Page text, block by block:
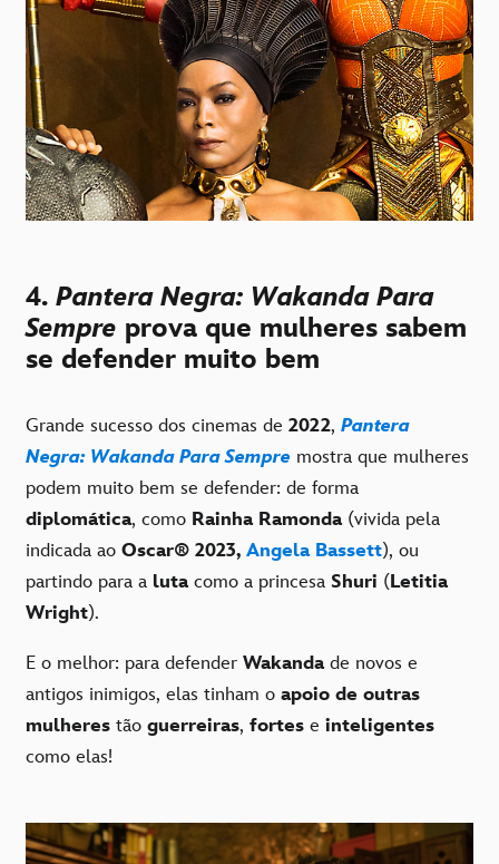
4. Pantera Negra: Wakanda Para
Sempre prova que mulheres sabem
se defender muito bem
Grande sucesso dos cinemas de 2022, Pantera
Negra: Wakanda Para Sempre mostra que mulheres
podem muito bem se defender: de forma
diplomática, como Rainha Ramonda(vivida pela
indicada ao Oscar® 2023, Angela Bassett), ou
partindo para a luta como a princesa Shuri (Letitia
Wright).
E o melhor: para defender Wakanda de novos e
antigos inimigos, elas tinham o apoio de outras
mulheres tão guerreiras, fortes e inteligentes
como elas!